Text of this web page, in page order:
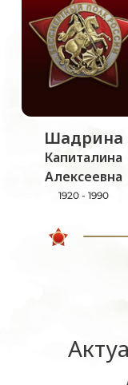
Шадрина
Капиталина
Алексеевна
1920 - 1990